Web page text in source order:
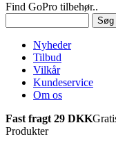
Find GoPro tilbehør..
Nyheder
Tilbud
Vilkår
Kundeservice
Om os
Fast fragt 29 DKK
Produkter